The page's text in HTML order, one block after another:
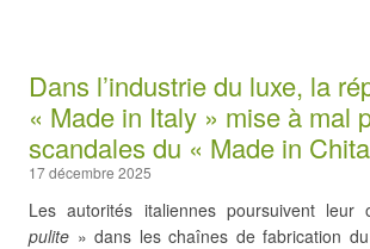
Dans l’industrie du luxe, la
« Made in Italy » mise à mal
scandales du « Made in
17 décembre 2025
Les autorités italiennes poursuivent leur
pulite » dans les chaînes de fabrication